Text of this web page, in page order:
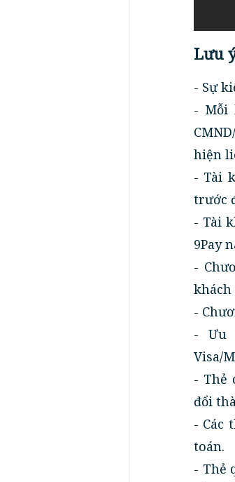
Lưu
- Sự
- Mỗi
hiện
- Tài
trước
- Tài
9Pay
-
khách
-
- Ưu
Visa/
- Thẻ
đổi
- Các
toán.
- Thẻ